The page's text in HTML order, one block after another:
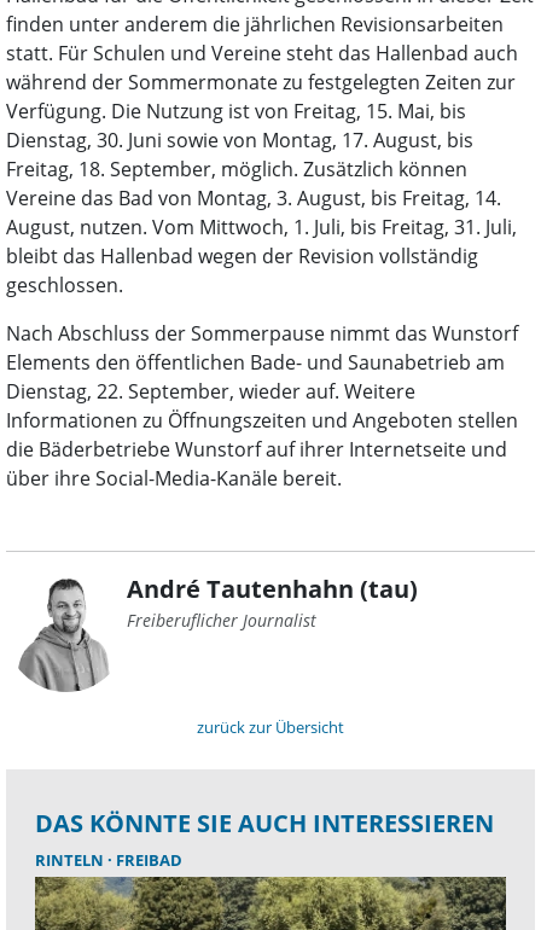
finden unter anderem die jährlichen Revisionsarbeiten
statt. Für Schulen und Vereine steht das Hallenbad auch
während der Sommermonate zu festgelegten Zeiten zur
Verfügung. Die Nutzung ist von Freitag, 15. Mai, bis
Dienstag, 30. Juni sowie von Montag, 17. August, bis
Freitag, 18. September, möglich. Zusätzlich können
Vereine das Bad von Montag, 3. August, bis Freitag, 14.
August, nutzen. Vom Mittwoch, 1. Juli, bis Freitag, 31. Juli,
bleibt das Hallenbad wegen der Revision vollständig
geschlossen.
Nach Abschluss der Sommerpause nimmt das Wunstorf
Elements den öffentlichen Bade- und Saunabetrieb am
Dienstag, 22. September, wieder auf. Weitere
Informationen zu Öffnungszeiten und Angeboten stellen
die Bäderbetriebe Wunstorf auf ihrer Internetseite und
über ihre Social-Media-Kanäle bereit.
André Tautenhahn (tau)
Freiberuflicher Journalist
zurück zur Übersicht
DAS KÖNNTE SIE AUCH INTERESSIEREN
RINTELN FREIBAD